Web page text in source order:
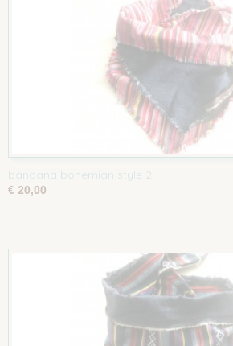
bandana bohemian style 2
€ 20,00